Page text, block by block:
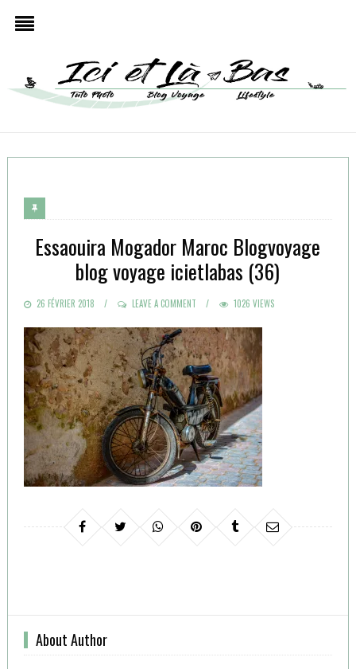
Essaouira Mogador Maroc Blogvoyage
blog voyage icietlabas (36)
POSTED
26 FÉVRIER 2018 LEAVE A COMMENT 1026 VIEWS
About Author